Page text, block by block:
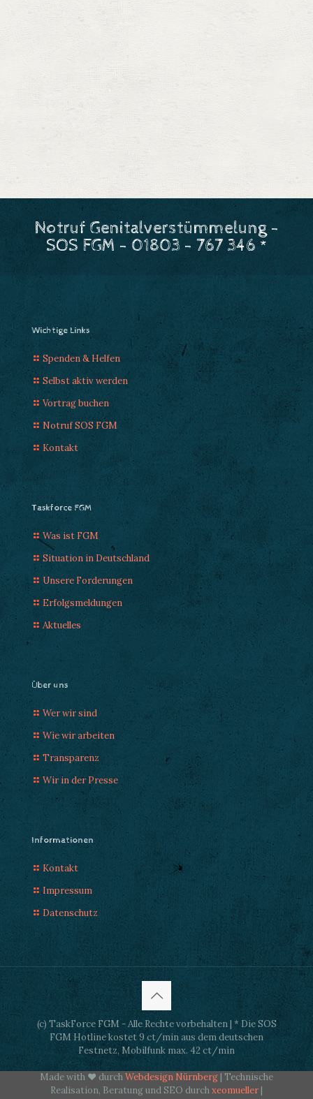
Notruf Genitalverstümmelung -
SOS FGM - 01803 - 767 346 *
Wichtige Links
Spenden & Helfen
Selbst aktiv werden
Vortrag buchen
Notruf SOS FGM
Kontakt
Taskforce FGM
Was ist FGM
Situation in Deutschland
Unsere Forderungen
Erfolgsmeldungen
Aktuelles
Über uns
Wer wir sind
Wie wir arbeiten
Transparenz
Wir in der Presse
Informationen
Kontakt
Impressum
Datenschutz
(c) TaskForce FGM - Alle Rechte vorbehalten | * Die SOS
FGM Hotline kostet 9 ct/min aus dem deutschen
Festnetz, Mobilfunk max. 42 ct/min
Made with ♥ durchWebdesign Nürnberg | Technische
Realisation, Beratung und SEO durchxeomueller |